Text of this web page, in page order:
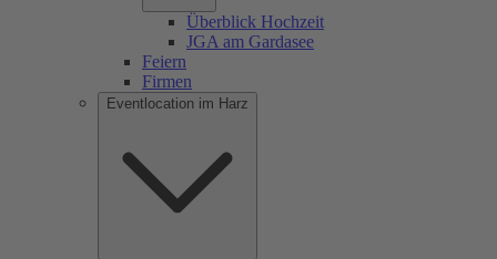
Überblick Hochzeit
JGA am Gardasee
Feiern
Firmen
Eventlocation im Harz